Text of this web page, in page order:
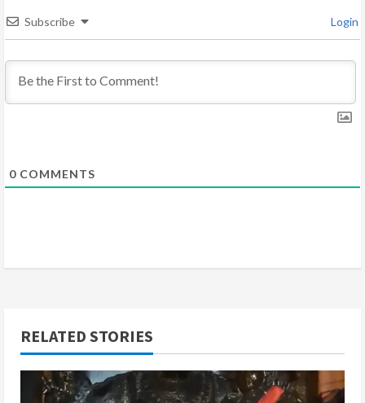
d
i
n
Subscribe Login
0 COMMENTS
RELATED STORIES